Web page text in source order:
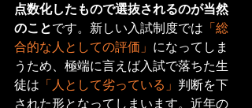
点数化したもので選抜されるのが当然
のことです。新しい入試制度では 「総
合的な人としての評価」 になってしま
うため、極端に言えば入試で落ちた生
徒は 「人として劣っている」 判断を下
された形となってしまいます。近年の